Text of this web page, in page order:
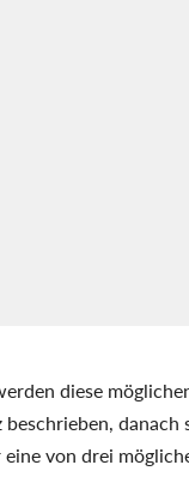
diese
danach
von drei